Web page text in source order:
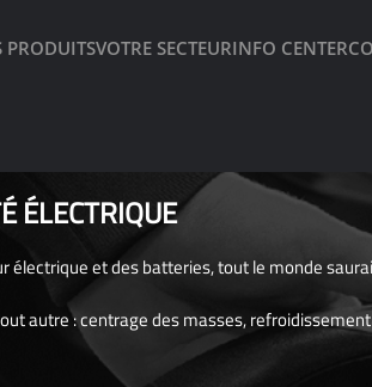
PRODUITSVOTRE SECTEURINFO CENTER
ÉLECTRIQUE
et des batteries, tout le monde
autre : centrage des masses,